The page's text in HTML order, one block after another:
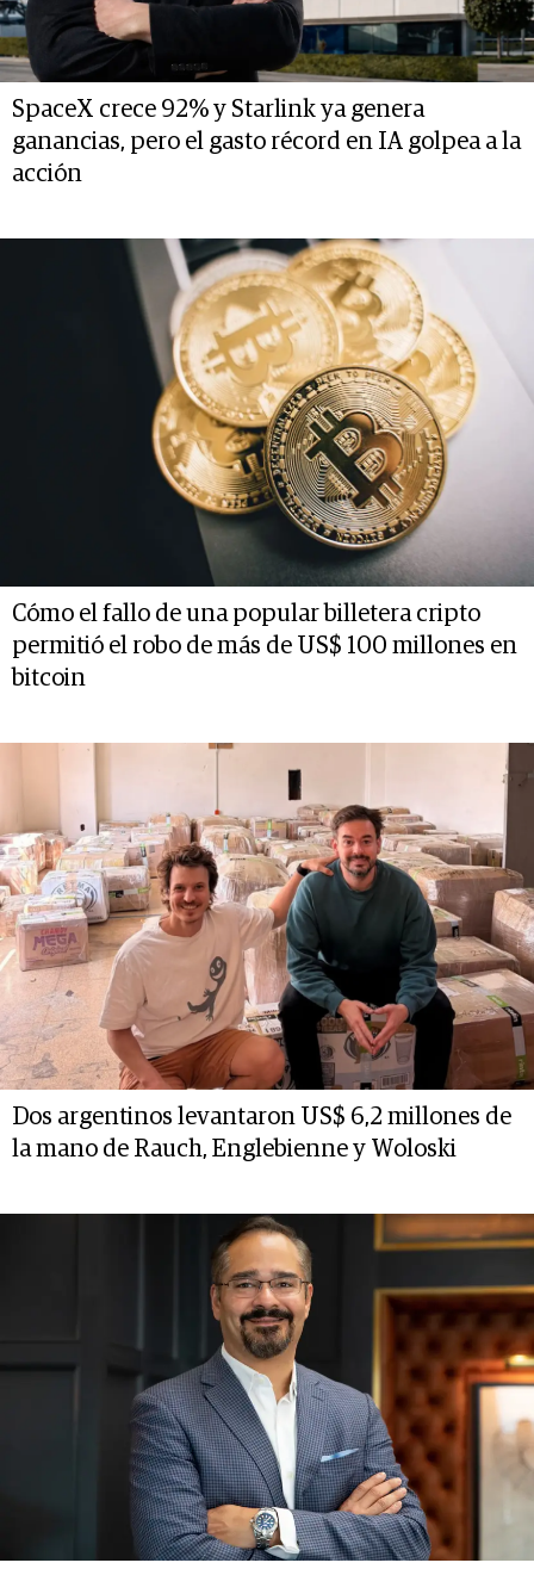
SpaceX crece 92% y Starlink ya genera
ganancias, pero el gasto récord en IA golpea a la
acción
Cómo el fallo de una popular billetera cripto
permitió el robo de más de US$ 100 millones en
bitcoin
Dos argentinos levantaron US$ 6,2 millones de
la mano de Rauch, Englebienne y Woloski